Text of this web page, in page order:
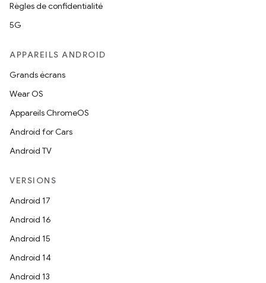
Règles de confidentialité
5G
APPAREILS ANDROID
Grands écrans
Wear OS
Appareils ChromeOS
Android for Cars
Android TV
VERSIONS
Android 17
Android 16
Android 15
Android 14
Android 13